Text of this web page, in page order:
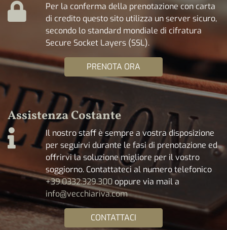
Per la conferma della prenotazione con carta
di credito questo sito utilizza un server sicuro,
secondo lo standard mondiale di cifratura
Secure Socket Layers (SSL).
PRENOTA ORA
Assistenza Costante
Il nostro staff è sempre a vostra disposizione
per seguirvi durante le fasi di prenotazione ed
offrirvi la soluzione migliore per il vostro
soggiorno. Contattateci al numero telefonico
+39.0332.329.300oppure via mail a
info@vecchiariva.com
CONTATTACI